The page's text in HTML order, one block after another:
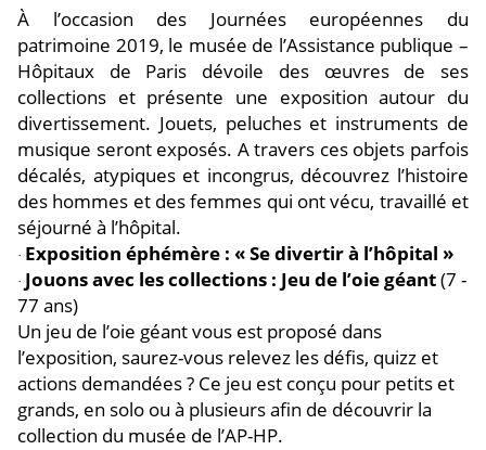
À l’occasion des Journées européennes du
patrimoine 2019, le musée de l’Assistance publique –
Hôpitaux de Paris dévoile des œuvres de ses
collections et présente une exposition autour du
divertissement. Jouets, peluches et instruments de
musique seront exposés. A travers ces objets parfois
décalés, atypiques et incongrus, découvrez l’histoire
des hommes et des femmes qui ont vécu, travaillé et
séjourné à l’hôpital.
· Exposition éphémère : « Se divertir à l’hôpital »
· Jouons avec les collections : Jeu de l’oie géant(7 -
77 ans)
Un jeu de l’oie géant vous est proposé dans
l’exposition, saurez-vous relevez les défis, quizz et
actions demandées ? Ce jeu est conçu pour petits et
grands, en solo ou à plusieurs afin de découvrir la
collection du musée de l’AP-HP.